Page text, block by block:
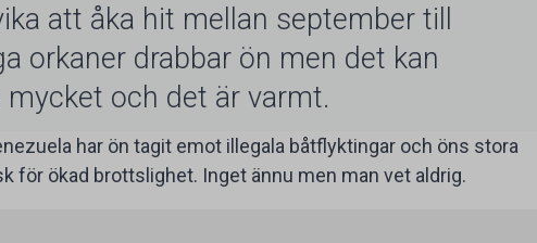
att åka hit mellan september till
orkaner drabbar ön men det kan
mycket och det är varmt.
har ön tagit emot illegala båtflyktingar och öns stora
för ökad brottslighet. Inget ännu men man vet aldrig.